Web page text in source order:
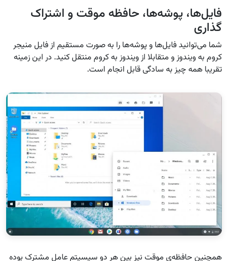
فایل‌ها، پوشه‌ها، حافظه موقت و اشتراک
گذاری
شما می‌توانید فایل‌ها و پوشه‌ها را به صورت مستقیم از فایل منیجر
کروم به ویندوز و متقابلا از ویندوز به کروم منتقل کنید. در این زمینه
تقریبا همه چیز به سادگی قابل انجام است.
همچنین حافظه‌ی موقت نیز بین هر دو سیسیتم عامل مشترک بوده